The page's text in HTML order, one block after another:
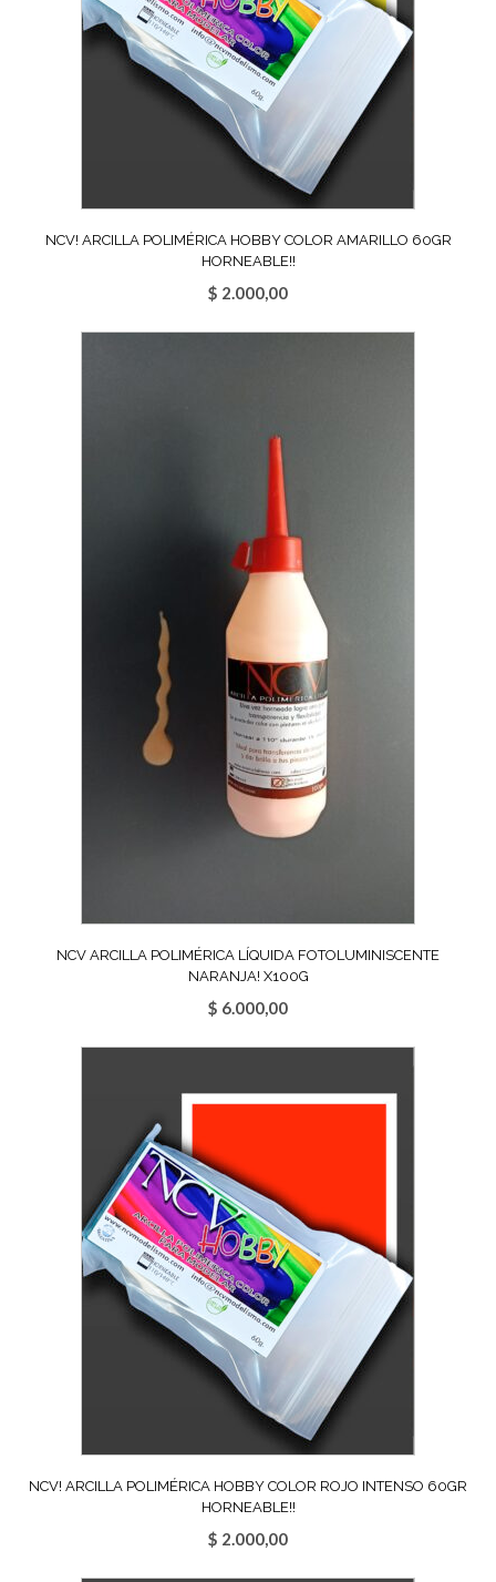
NCV! ARCILLA POLIMÉRICA HOBBY COLOR AMARILLO 60GR
HORNEABLE!!
$ 2.000,00
NCV ARCILLA POLIMÉRICA LÍQUIDA FOTOLUMINISCENTE
NARANJA! X100G
$ 6.000,00
NCV! ARCILLA POLIMÉRICA HOBBY COLOR ROJO INTENSO 60GR
HORNEABLE!!
$ 2.000,00